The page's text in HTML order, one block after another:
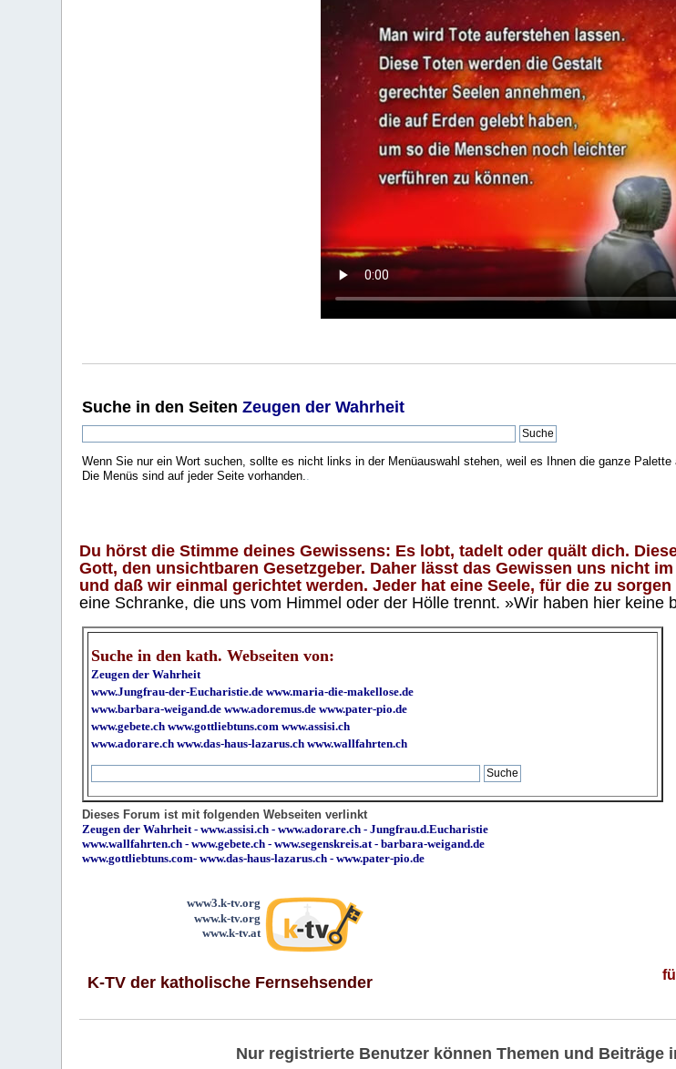
Suche in den SeitenZeugen der Wahrheit
Wenn Sie nur ein Wort suchen, sollte es nicht links in der Menüauswahl stehen, weil es Ihnen die ganze Palette
Die Menüs sind auf jeder Seite vorhanden..
Du hörst die Stimme deines Gewissens: Es lobt, tadelt oder quält dich.
Gott, den unsichtbaren Gesetzgeber. Daher lässt das Gewissen uns nicht
und daß wir einmal gerichtet werden. Jeder hat eine Seele, für die zu
eine Schranke, die uns vom Himmel oder der Hölle trennt. »Wir haben hier
Suche in den kath. Webseiten von:
Zeugen der Wahrheit
www.Jungfrau-der-Eucharistie.de www.maria-die-makellose.de
www.barbara-weigand.de www.adoremus.de www.pater-pio.de
www.gebete.ch www.gottliebtuns.com www.assisi.ch
www.adorare.ch www.das-haus-lazarus.ch www.wallfahrten.ch
Dieses Forum ist mit folgenden Webseiten verlinkt
Zeugen der Wahrheit-www.assisi.ch -www.adorare.ch -Jungfrau.d.Eucharistie
www.wallfahrten.ch -www.gebete.ch -www.segenskreis.at-barbara-weigand.de
www.gottliebtuns.com-www.das-haus-lazarus.ch - www.pater-pio.de
www3.k-tv.org
www.k-tv.org
www.k-tv.at
K-TV der katholische Fernsehsender
Nur registrierte Benutzer können Themen und Beiträge